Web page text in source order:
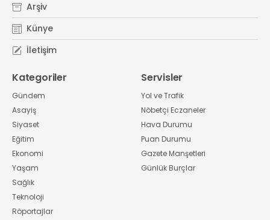
Arşiv
Künye
İletişim
Kategoriler
Gündem
Asayiş
Siyaset
Eğitim
Ekonomi
Yaşam
Sağlık
Teknoloji
Röportajlar
Servisler
Yol ve Trafik
Nöbetçi Eczaneler
Hava Durumu
Puan Durumu
Gazete Manşetleri
Günlük Burçlar